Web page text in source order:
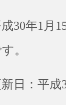
30年1月
。
日：平